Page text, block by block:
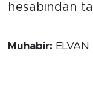
hesabından
Muhabir: ELVAN